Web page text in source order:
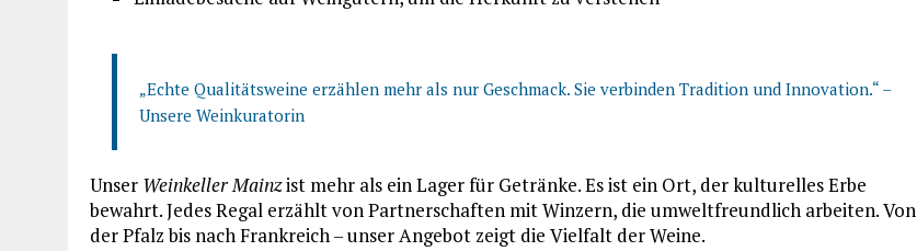
„Echte Qualitätsweine erzählen mehr als nur Geschmack. Sie verbinden Tradition und Innovation.“ –
Unsere Weinkuratorin
Unser Weinkeller Mainzist mehr als ein Lager für Getränke. Es ist ein Ort, der kulturelles Erbe
bewahrt. Jedes Regal erzählt von Partnerschaften mit Winzern, die umweltfreundlich arbeiten. Von
der Pfalz bis nach Frankreich – unser Angebot zeigt die Vielfalt der Weine.